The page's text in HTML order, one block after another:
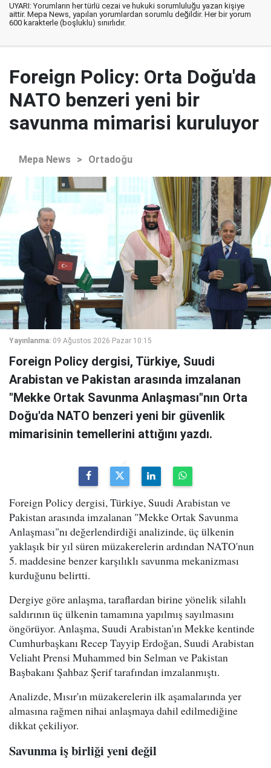
UYARI: Yorumların her türlü cezai ve hukuki sorumluluğu yazan kişiye
aittir. Mepa News, yapılan yorumlardan sorumlu değildir. Her bir yorum
600 karakterle (boşluklu) sınırlıdır.
Foreign Policy: Orta Doğu'da
NATO benzeri yeni bir
savunma mimarisi kuruluyor
Mepa News > Ortadoğu
Yayınlanma: 09 Ağustos 2026 Pazar 10:15
Foreign Policy dergisi, Türkiye, Suudi
Arabistan ve Pakistan arasında imzalanan
"Mekke Ortak Savunma Anlaşması"nın Orta
Doğu'da NATO benzeri yeni bir güvenlik
mimarisinin temellerini attığını yazdı.
Foreign Policy dergisi, Türkiye, Suudi Arabistan ve
Pakistan arasında imzalanan "Mekke Ortak Savunma
Anlaşması"nı değerlendirdiği analizinde, üç ülkenin
yaklaşık bir yıl süren müzakerelerin ardından NATO'nun
5. maddesine benzer karşılıklı savunma mekanizması
kurduğunu belirtti.
Dergiye göre anlaşma, taraflardan birine yönelik silahlı
saldırının üç ülkenin tamamına yapılmış sayılmasını
öngörüyor. Anlaşma, Suudi Arabistan'ın Mekke kentinde
Cumhurbaşkanı Recep Tayyip Erdoğan, Suudi Arabistan
Veliaht Prensi Muhammed bin Selman ve Pakistan
Başbakanı Şahbaz Şerif tarafından imzalanmıştı.
Analizde, Mısır'ın müzakerelerin ilk aşamalarında yer
almasına rağmen nihai anlaşmaya dahil edilmediğine
dikkat çekiliyor.
Savunma iş birliği yeni değil